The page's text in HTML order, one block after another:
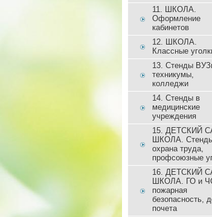
11. ШКОЛА.
Оформление
кабинетов
12. ШКОЛА.
Классные
13. Стенды
техникумы,
колледжи
14. Стенды в
медицинские
учреждения
15. ДЕТСКИЙ
ШКОЛА.
охрана труда,
профсоюзные
16. ДЕТСКИЙ
ШКОЛА. ГО и
пожарная
безопасность,
почета